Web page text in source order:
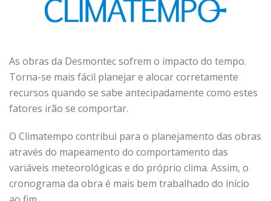
As obras da Desmontec sofrem o impacto do tempo.
Torna-se mais fácil planejar e alocar corretamente
recursos quando se sabe antecipadamente como estes
fatores irão se comportar.
O Climatempo contribui para o planejamento das obras
através do mapeamento do comportamento das
variáveis meteorológicas e do próprio clima. Assim, o
cronograma da obra é mais bem trabalhado do início